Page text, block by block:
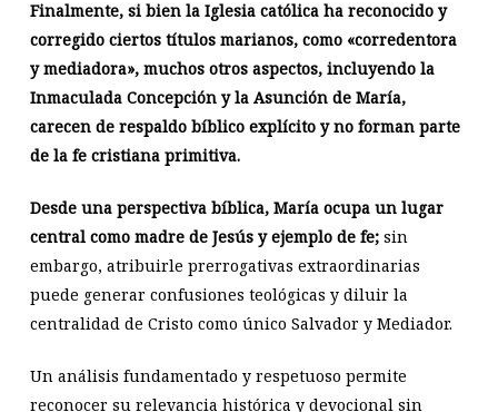
Finalmente, si bien la Iglesia católica ha reconocido y
corregido ciertos títulos marianos, como «corredentora
y mediadora», muchos otros aspectos, incluyendo la
Inmaculada Concepción y la Asunción de María,
carecen de respaldo bíblico explícito y no forman parte
de la fe cristiana primitiva.
Desde una perspectiva bíblica, María ocupa un lugar
central como madre de Jesús y ejemplo de fe;sin
embargo, atribuirle prerrogativas extraordinarias
puede generar confusiones teológicas y diluir la
centralidad de Cristo como único Salvador y Mediador.
Un análisis fundamentado y respetuoso permite
reconocer su relevancia histórica y devocional sin